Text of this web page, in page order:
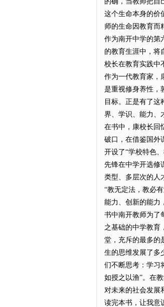
这个生命本身的价
师的生命因教育而
作为南开中学的第
的教育生涯中，将
校长在教育实践中
作为一代教育家，
是重视修身养性，
目标。正是有了
界、学识、能力、
在书中，康校长回
破口，在借鉴国外
开设了“学校特色
先锋在中学开选修
类型、多层次的人
“教无定法，教必
能力、创新的能力
书中南开教师为了
之基础的中学教育
堂，充斥的最多的
生的思维发展了多
们不断思考：学习
如授之以渔”。在
对未来的社会发展
读完本书，让我意